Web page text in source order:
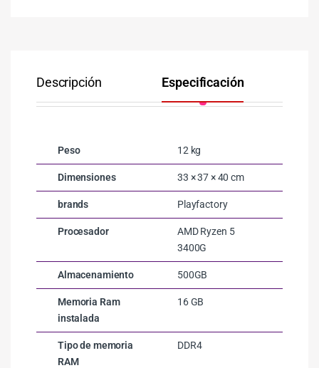
Descripción Especificación
Peso 12 kg
Dimensiones 33 × 37 × 40 cm
brands Playfactory
Procesador
AMD Ryzen 5
3400G
Almacenamiento 500GB
Memoria Ram
instalada
16 GB
Tipo de memoria
RAM
DDR4